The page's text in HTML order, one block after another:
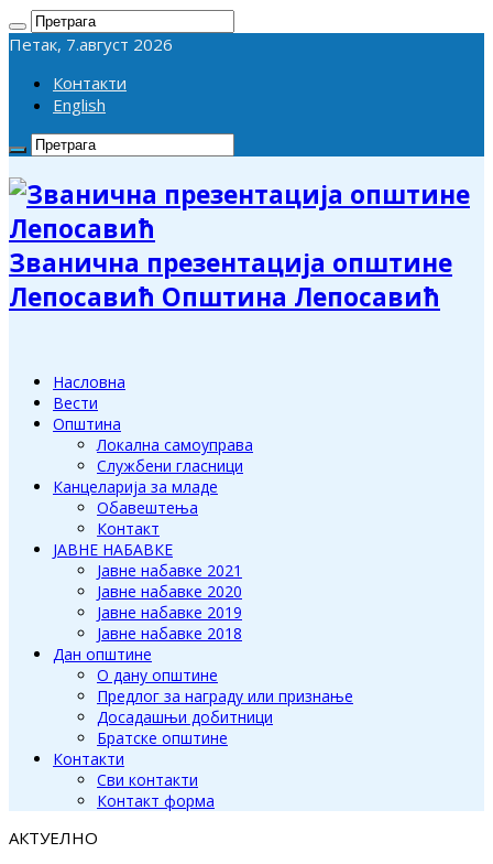
Петак, 7.август 2026
Контакти
English
Званична презентација општине
Лепосавић Општина Лепосавић
Насловна
Вести
Општина
Локална самоуправа
Службени гласници
Канцеларија за младе
Обавештења
Контакт
ЈАВНЕ НАБАВКЕ
Јавне набавке 2021
Јавне набавке 2020
Јавне набавке 2019
Јавне набавке 2018
Дан општине
О дану општине
Предлог за награду или признање
Досадашњи добитници
Братске општине
Контакти
Сви контакти
Контакт форма
АКТУЕЛНО